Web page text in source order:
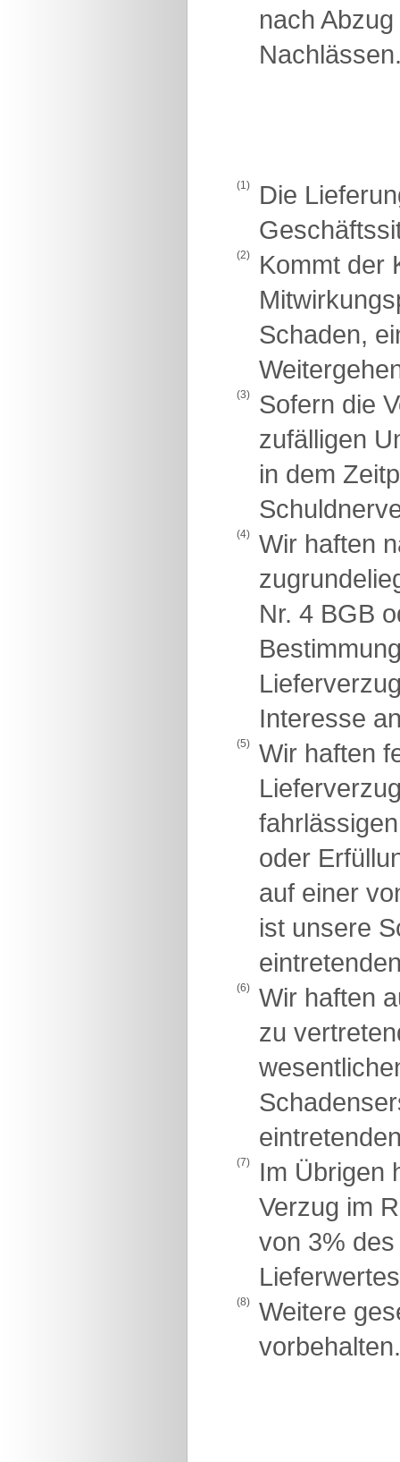
nach
(1)
Die
(2)
Kommt der
Schaden,
(3)
Sofern die
zufälligen
in dem
(4)
Wir haften
Nr. 4 BGB
Interesse
(5)
Wir haften
oder
auf einer
ist unsere
(6)
Wir haften
zu
(7)
Im Übrigen
Verzug im
von 3%
(8)
Weitere
vorbehalten.